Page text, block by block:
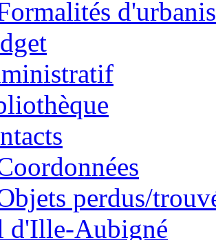
perdus/
d'Ille-Aubigné